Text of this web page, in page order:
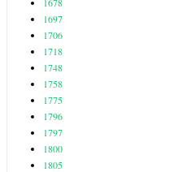
1697
1706
1718
1748
1758
1775
1796
1797
1800
1805